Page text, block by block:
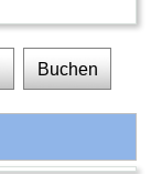
Buchen